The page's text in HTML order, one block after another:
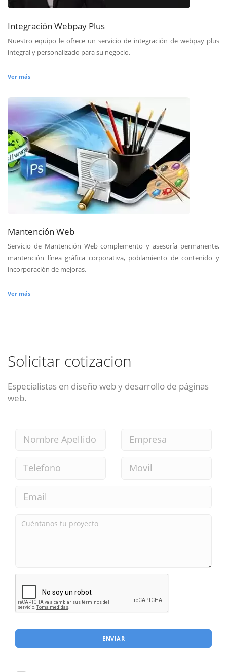
Integración Webpay Plus
Nuestro equipo le ofrece un servicio de integración de webpay plus
integral y personalizado para su negocio.
Ver más
Mantención Web
Servicio de Mantención Web complemento y asesoría permanente,
mantención línea gráfica corporativa, poblamiento de contenido y
incorporación de mejoras.
Ver más
Solicitar cotizacion
Especialistas en diseño web y desarrollo de páginas
web.
ENVIAR